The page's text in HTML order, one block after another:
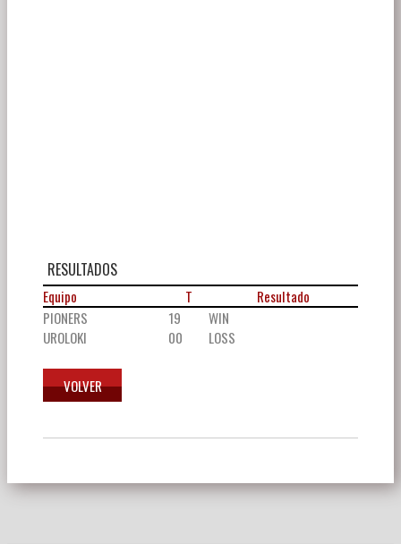
RESULTADOS
Equipo T
Resultado
PIONERS
19
WIN
UROLOKI
00 LOSS
de